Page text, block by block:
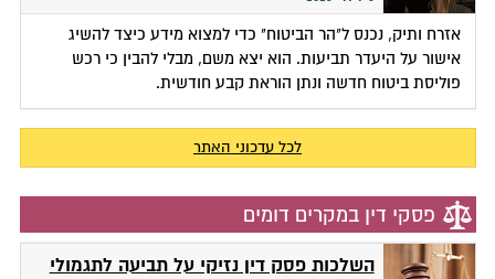
אזרח ותיק, נכנס ל"הר הביטוח" כדי למצוא מידע כיצד להשיג
אישור על היעדר תביעות. הוא יצא משם, מבלי להבין כי רכש
פוליסת ביטוח חדשה ונתן הוראת קבע חודשית.
לכל עדכוני האתר
פסקי דין במקרים דומים
השלכות פסק דין נזיקי על תביעה לתגמולי